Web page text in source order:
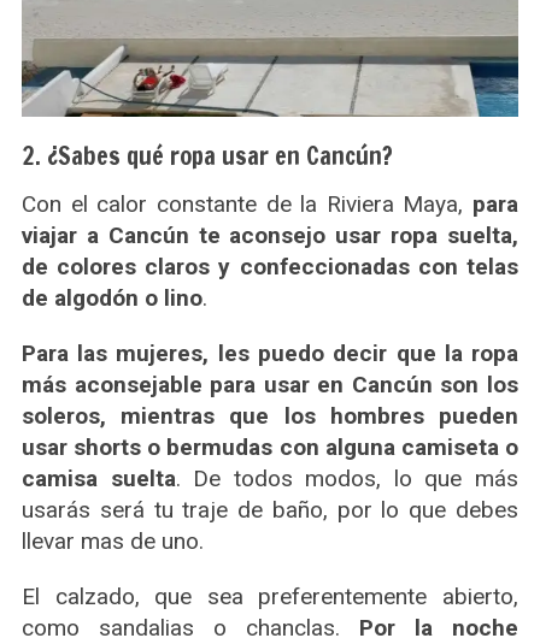
2. ¿Sabes qué ropa usar en Cancún?
Con el calor constante de la Riviera Maya, para
viajar a Cancún te aconsejo usar ropa suelta,
de colores claros y confeccionadas con telas
de algodón o lino.
Para las mujeres, les puedo decir que la ropa
más aconsejable para usar en Cancún son los
soleros, mientras que los hombres pueden
usar shorts o bermudas con alguna camiseta o
camisa suelta. De todos modos, lo que más
usarás será tu traje de baño, por lo que debes
llevar mas de uno.
El calzado, que sea preferentemente abierto,
como sandalias o chanclas. Por la noche